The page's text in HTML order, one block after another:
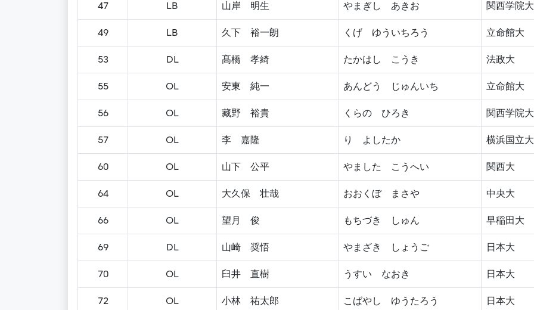
47 LB 山岸 明生 やまぎし あきお 関西学院大
49 LB 久下 裕一朗 くげ ゆういちろう 立命館大
53 DL 髙橋 孝綺 たかはし こうき 法政大
55 OL 安東 純一 あんどう じゅんいち 立命館大
56 OL 藏野 裕貴 くらの ひろき 関西学院大
57 OL 李 嘉隆 り よしたか 横浜国立大
60 OL 山下 公平 やました こうへい 関西大
64 OL 大久保 壮哉 おおくぼ まさや 中央大
66 OL 望月 俊 もちづき しゅん 早稲田大
69 DL 山崎 奨悟 やまざき しょうご 日本大
70 OL 臼井 直樹 うすい なおき 日本大
72 OL 小林 祐太郎 こばやし ゆうたろう 日本大